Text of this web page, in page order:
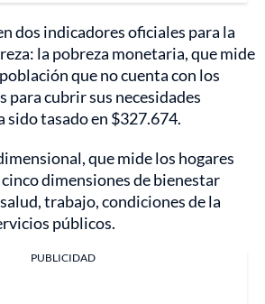
dos indicadores oficiales para la
la pobreza monetaria, que mide
que no cuenta con los
para cubrir sus necesidades
sido tasado en $327.674.
que mide los hogares
dimensiones de bienestar
trabajo, condiciones de la
públicos.
PUBLICIDAD